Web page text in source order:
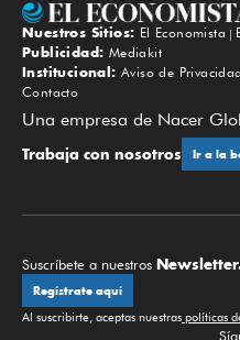
Nuestros Sitios: El Economista
Publicidad: Mediakit
Institucional: Aviso de Privacidad
Contacto
Una empresa de Nacer
Trabaja con nosotros Ir a la
Suscríbete a nuestros
Regístrate aquí
Al suscribirte, aceptas nuestras políticas